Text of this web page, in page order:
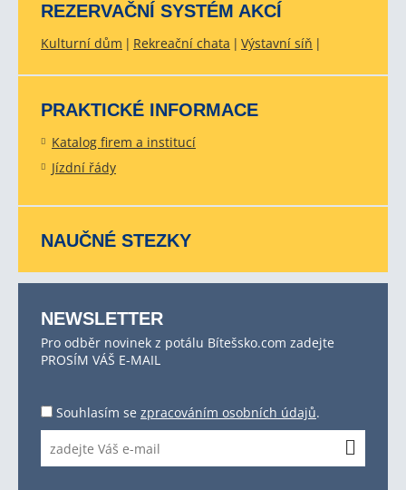
REZERVAČNÍ SYSTÉM AKCÍ
Kulturní dům Rekreační chata Výstavní síň
PRAKTICKÉ INFORMACE
Katalog firem a institucí
Jízdní řády
NAUČNÉ STEZKY
NEWSLETTER
Pro odběr novinek z potálu Bítešsko.com zadejte
PROSÍM VÁŠ E-MAIL
Souhlasím se zpracováním osobních údajů.